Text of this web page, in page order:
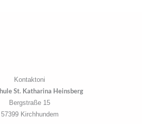
Kontaktoni
St. Katharina Heinsberg
Bergstraße 15
57399 Kirchhundem